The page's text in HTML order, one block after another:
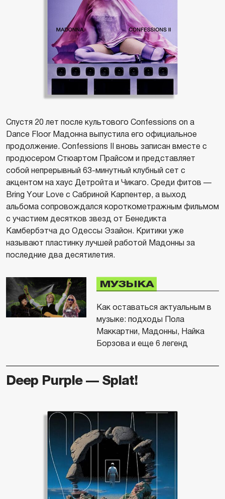
Спустя 20 лет после культового Confessions on a
Dance Floor Мадонна выпустила его официальное
продолжение. Confessions II вновь записан вместе с
продюсером Стюартом Прайсом и представляет
собой непрерывный 63-минутный клубный сет с
акцентом на хаус Детройта и Чикаго. Среди фитов —
Bring Your Love с Сабриной Карпентер, а выход
альбома сопровождался короткометражным фильмом
с участием десятков звезд от Бенедикта
Камбербэтча до Одессы Эзайон. Критики уже
называют пластинку лучшей работой Мадонны за
последние два десятилетия.
МУЗЫКА
Как оставаться актуальным в
музыке: подходы Пола
Маккартни, Мадонны, Найка
Борзова и еще 6 легенд
Deep Purple — Splat!